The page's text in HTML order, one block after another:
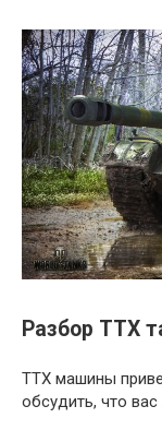
Разбор ТТХ
ТТХ машины
обсудить, что